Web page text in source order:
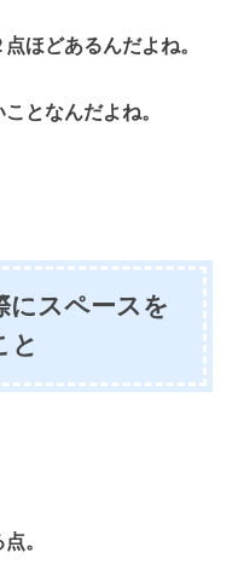
ほどあるんだよね。
となんだよね。
スペースを
と
。